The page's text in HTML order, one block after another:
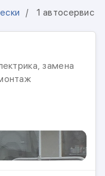
1 автосервис
замена